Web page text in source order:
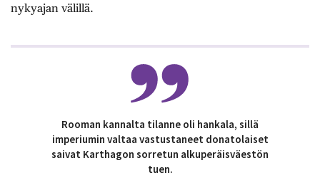
nykyajan välillä.
Rooman kannalta tilanne oli hankala, sillä
imperiumin valtaa vastustaneet donatolaiset
saivat Karthagon sorretun alkuperäisväestön
tuen.